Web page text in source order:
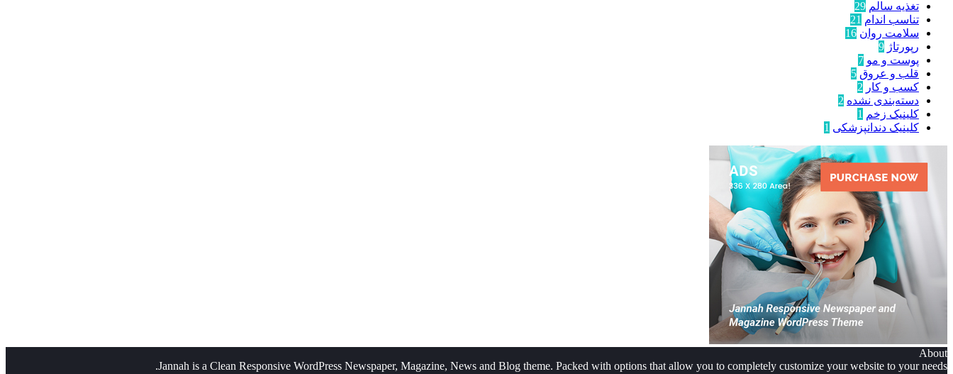
تغذیه سالم 29
تناسب اندام 21
سلامت روان 16
رپورتاژ 9
پوست و مو 7
قلب و عروق 5
کسب و کار 2
دسته‌بندی نشده 2
کلینیک زخم 1
کلینیک دندانپزشکی 1
About
Jannah is a Clean Responsive WordPress Newspaper, Magazine, News and Blog theme. Packed with options that allow you to completely customize your website to your needs.